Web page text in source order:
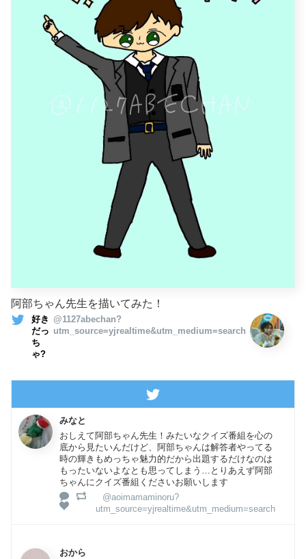
阿部ちゃん先生を描いてみた！
好き
だっ
ち
ゃ?
@1127abechan?
utm_source=yjrealtime&utm_medium=search
みなと
おしえて阿部ちゃん先生！みたいなクイズ番組を心の
底から見たいんだけど、阿部ちゃんは解答者やってる
時の輝きもめっちゃ魅力的だから出題するだけなのは
もったいないよなとも思ってしまう…とりあえず阿部
ちゃんにクイズ番組くださいお願いします
@aoimamaminoru?
utm_source=yjrealtime&utm_medium=search
おから